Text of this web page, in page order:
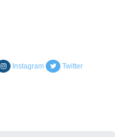
Instagram Twitter